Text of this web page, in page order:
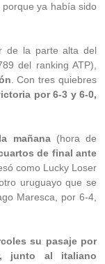
ya había sido
de la parte alta del
del ranking ATP),
. Con tres quiebres
por 6-3 y 6-0,
mañana(hora de
de final ante
como Lucky Loser
uruguayo que se
Maresca, por 6-4,
su pasaje por
junto al italiano